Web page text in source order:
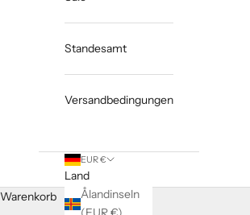
Standesamt
Versandbedingungen
EUR €
Land
Ålandinseln
Warenkorb